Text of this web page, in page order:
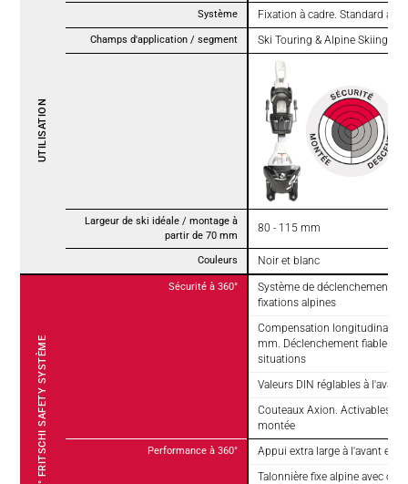
Système Fixation à cadre. Standard
Champs d'application / segment Ski Touring & Alpine Skiing
UTILISATION
Largeur de ski idéale / montage à
partir de 70 mm
80 - 115 mm
Couleurs Noir et blanc
360° FRITSCHI SAFETY SYSTÈME
Sécurité à 360°
Système de déclenchement
fixations alpines
Compensation longitudinale
mm. Déclenchement fiable
situations
Valeurs DIN réglables à l'avant
Couteaux Axion. Activables
montée
Performance à 360°
Appui extra large à l'avant et à
Talonnière fixe alpine avec